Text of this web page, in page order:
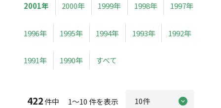
2001年 2000年 1999年 1998年 1997年
1996年 1995年 1994年 1993年 1992年
1991年 1990年 すべて
422件中 1～10 件を表示